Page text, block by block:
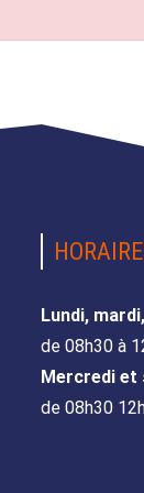
Lundi,
de 08h30 à
Mercredi et
de 08h30